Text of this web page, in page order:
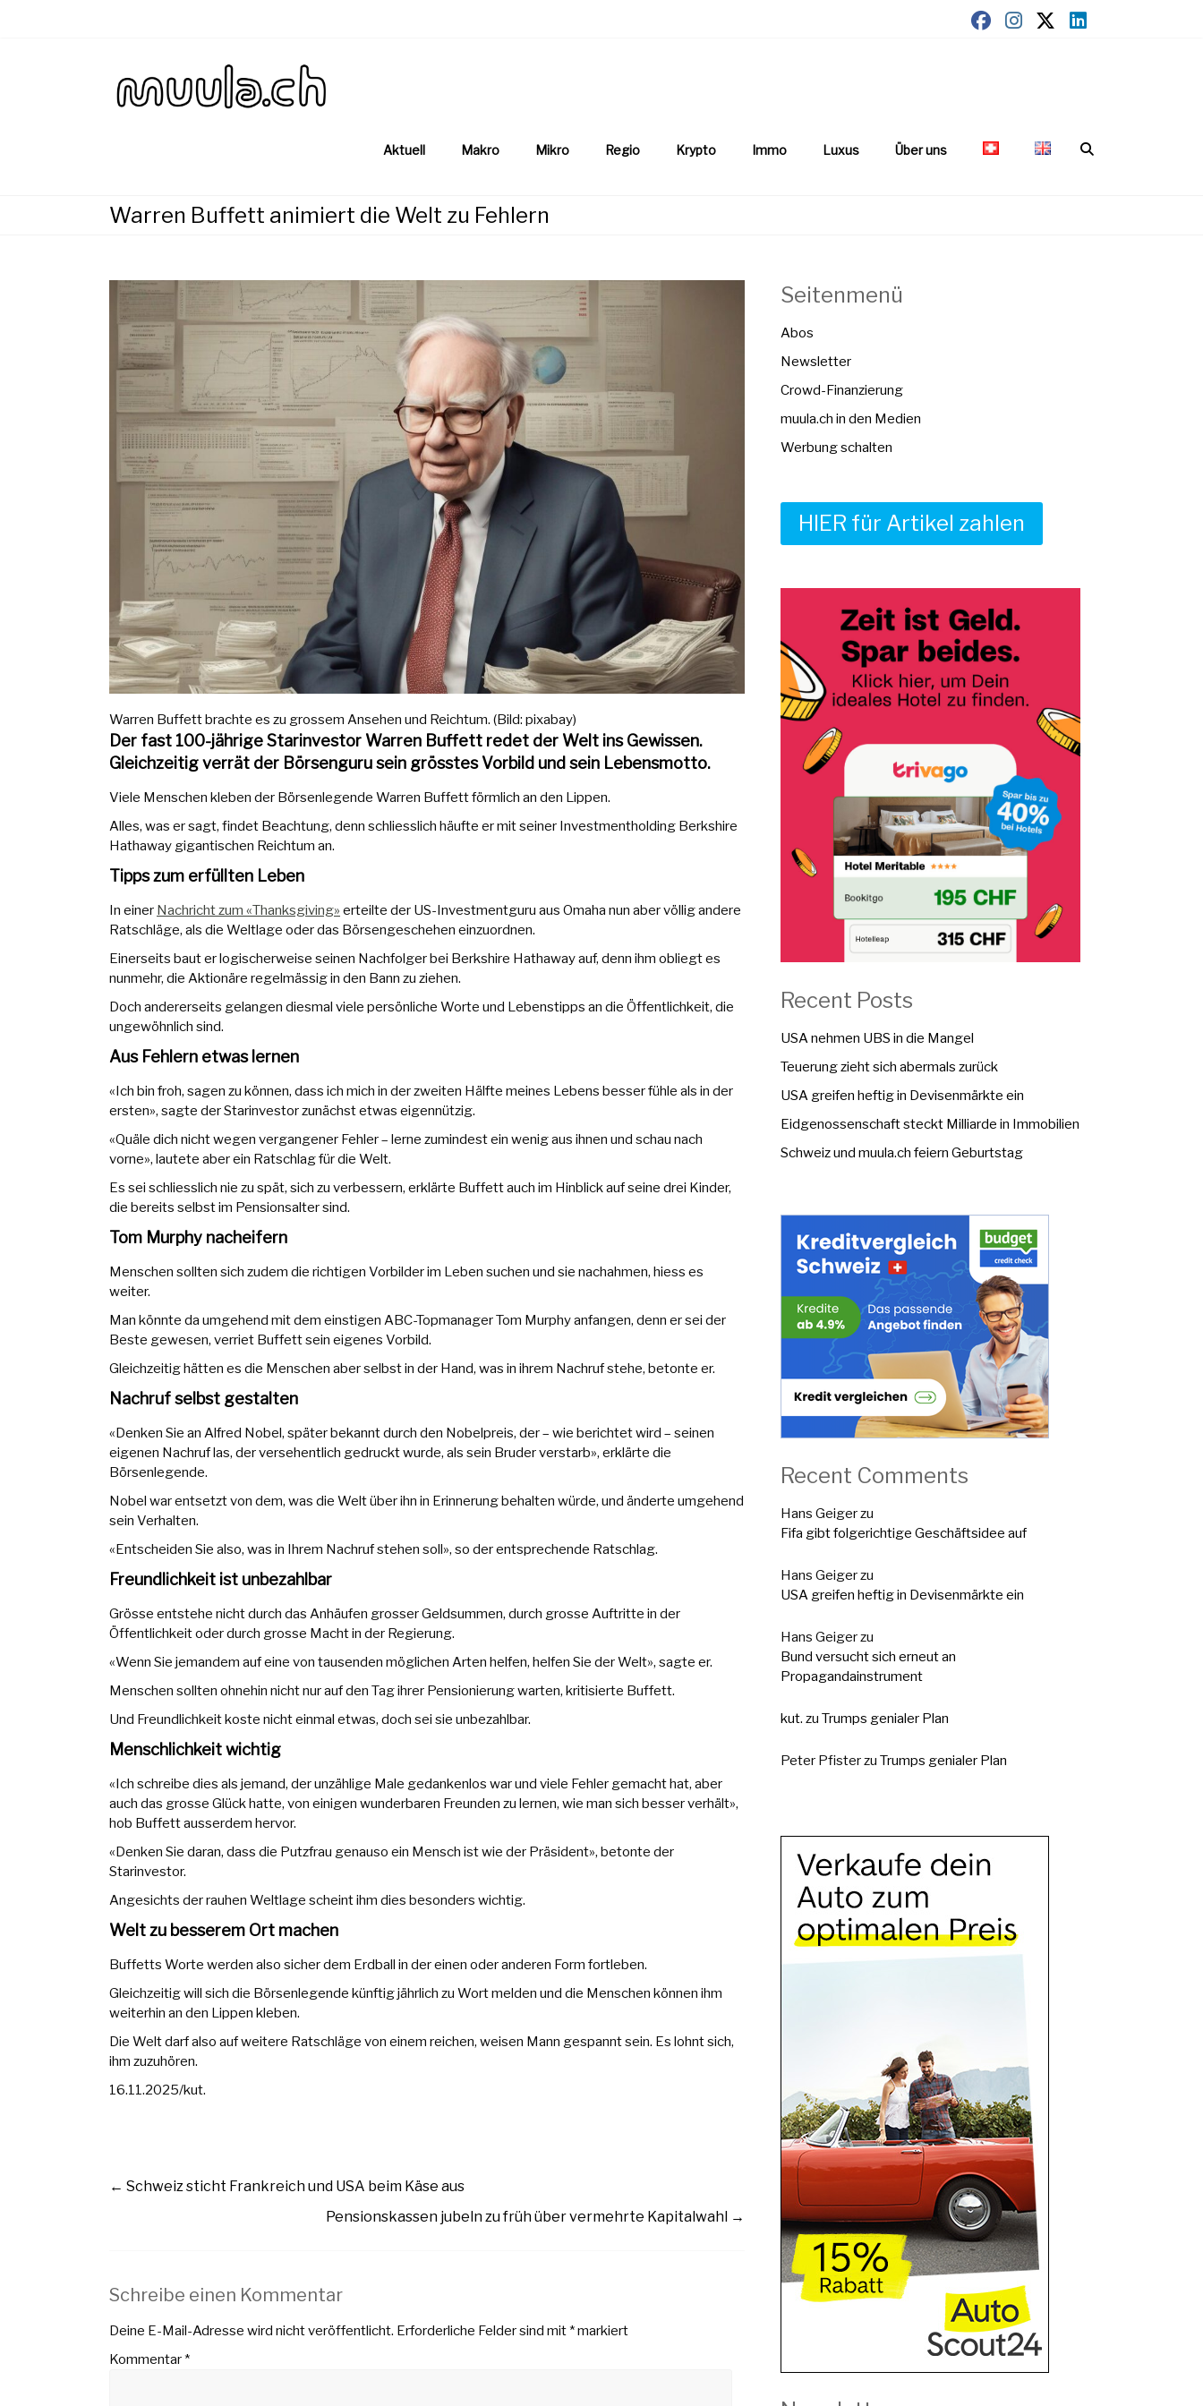
Aktuell Makro Mikro Regio Krypto Immo Luxus Über uns
Warren Buffett animiert die Welt zu Fehlern
Warren Buffett brachte es zu grossem Ansehen und Reichtum. (Bild: pixabay)
Der fast 100-jährige Starinvestor Warren Buffett redet der Welt ins Gewissen.
Gleichzeitig verrät der Börsenguru sein grösstes Vorbild und sein Lebensmotto.
Viele Menschen kleben der Börsenlegende Warren Buffett förmlich an den Lippen.
Alles, was er sagt, findet Beachtung, denn schliesslich häufte er mit seiner Investmentholding Berkshire
Hathaway gigantischen Reichtum an.
Tipps zum erfüllten Leben
In einer Nachricht zum «Thanksgiving» erteilte der US-Investmentguru aus Omaha nun aber völlig andere
Ratschläge, als die Weltlage oder das Börsengeschehen einzuordnen.
Einerseits baut er logischerweise seinen Nachfolger bei Berkshire Hathaway auf, denn ihm obliegt es
nunmehr, die Aktionäre regelmässig in den Bann zu ziehen.
Doch andererseits gelangen diesmal viele persönliche Worte und Lebenstipps an die Öffentlichkeit, die
ungewöhnlich sind.
Aus Fehlern etwas lernen
«Ich bin froh, sagen zu können, dass ich mich in der zweiten Hälfte meines Lebens besser fühle als in der
ersten», sagte der Starinvestor zunächst etwas eigennützig.
«Quäle dich nicht wegen vergangener Fehler – lerne zumindest ein wenig aus ihnen und schau nach
vorne», lautete aber ein Ratschlag für die Welt.
Es sei schliesslich nie zu spät, sich zu verbessern, erklärte Buffett auch im Hinblick auf seine drei Kinder,
die bereits selbst im Pensionsalter sind.
Tom Murphy nacheifern
Menschen sollten sich zudem die richtigen Vorbilder im Leben suchen und sie nachahmen, hiess es
weiter.
Man könnte da umgehend mit dem einstigen ABC-Topmanager Tom Murphy anfangen, denn er sei der
Beste gewesen, verriet Buffett sein eigenes Vorbild.
Gleichzeitig hätten es die Menschen aber selbst in der Hand, was in ihrem Nachruf stehe, betonte er.
Nachruf selbst gestalten
«Denken Sie an Alfred Nobel, später bekannt durch den Nobelpreis, der – wie berichtet wird – seinen
eigenen Nachruf las, der versehentlich gedruckt wurde, als sein Bruder verstarb», erklärte die
Börsenlegende.
Nobel war entsetzt von dem, was die Welt über ihn in Erinnerung behalten würde, und änderte umgehend
sein Verhalten.
«Entscheiden Sie also, was in Ihrem Nachruf stehen soll», so der entsprechende Ratschlag.
Freundlichkeit ist unbezahlbar
Grösse entstehe nicht durch das Anhäufen grosser Geldsummen, durch grosse Auftritte in der
Öffentlichkeit oder durch grosse Macht in der Regierung.
«Wenn Sie jemandem auf eine von tausenden möglichen Arten helfen, helfen Sie der Welt», sagte er.
Menschen sollten ohnehin nicht nur auf den Tag ihrer Pensionierung warten, kritisierte Buffett.
Und Freundlichkeit koste nicht einmal etwas, doch sei sie unbezahlbar.
Menschlichkeit wichtig
«Ich schreibe dies als jemand, der unzählige Male gedankenlos war und viele Fehler gemacht hat, aber
auch das grosse Glück hatte, von einigen wunderbaren Freunden zu lernen, wie man sich besser verhält»,
hob Buffett ausserdem hervor.
«Denken Sie daran, dass die Putzfrau genauso ein Mensch ist wie der Präsident», betonte der
Starinvestor.
Angesichts der rauhen Weltlage scheint ihm dies besonders wichtig.
Welt zu besserem Ort machen
Buffetts Worte werden also sicher dem Erdball in der einen oder anderen Form fortleben.
Gleichzeitig will sich die Börsenlegende künftig jährlich zu Wort melden und die Menschen können ihm
weiterhin an den Lippen kleben.
Die Welt darf also auf weitere Ratschläge von einem reichen, weisen Mann gespannt sein. Es lohnt sich,
ihm zuzuhören.
16.11.2025/kut.
← Schweiz sticht Frankreich und USA beim Käse aus
Pensionskassen jubeln zu früh über vermehrte Kapitalwahl →
Schreibe einen Kommentar
Deine E-Mail-Adresse wird nicht veröffentlicht. Erforderliche Felder sind mit*markiert
Kommentar*
Seitenmenü
Abos
Newsletter
Crowd-Finanzierung
muula.ch in den Medien
Werbung schalten
HIER für Artikel zahlen
Recent Posts
USA nehmen UBS in die Mangel
Teuerung zieht sich abermals zurück
USA greifen heftig in Devisenmärkte ein
Eidgenossenschaft steckt Milliarde in Immobilien
Schweiz und muula.ch feiern Geburtstag
Recent Comments
Hans Geigerzu
Fifa gibt folgerichtige Geschäftsidee auf
Hans Geigerzu
USA greifen heftig in Devisenmärkte ein
Hans Geigerzu
Bund versucht sich erneut an
Propagandainstrument
kut. zu Trumps genialer Plan
Peter Pfisterzu Trumps genialer Plan